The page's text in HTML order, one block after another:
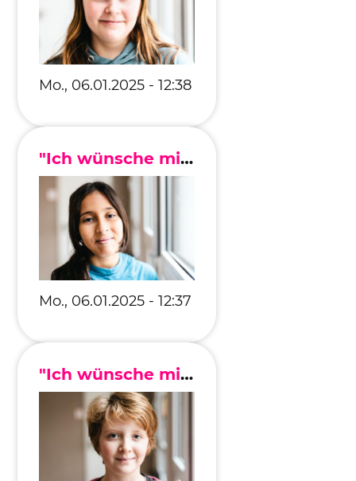
Mo., 06.01.2025 - 12:38
"Ich wünsche mir, dass wenn ein Mensch traurig ist, er eine liebe Umarmung kriegt."
Mo., 06.01.2025 - 12:37
"Ich wünsche mir, dass es keine Umweltverschmutzung gibt."